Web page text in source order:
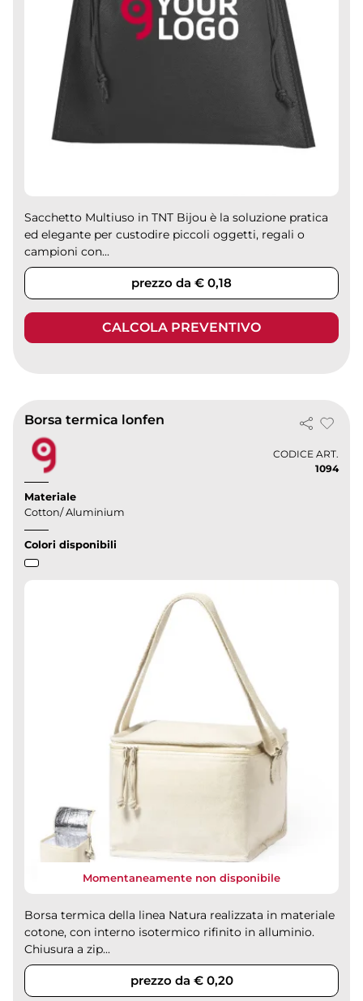
Sacchetto Multiuso in TNT Bijou è la soluzione pratica
ed elegante per custodire piccoli oggetti, regali o
campioni con...
prezzo da € 0,18
CALCOLA PREVENTIVO
Borsa termica lonfen
CODICE ART.
1094
Materiale
Cotton/ Aluminium
Colori disponibili
Momentaneamente non disponibile
Borsa termica della linea Natura realizzata in materiale
cotone, con interno isotermico rifinito in alluminio.
Chiusura a zip...
prezzo da € 0,20